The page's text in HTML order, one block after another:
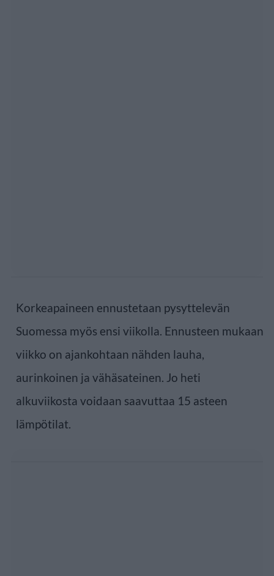
Korkeapaineen ennustetaan pysyttelevän
Suomessa myös ensi viikolla. Ennusteen mukaan
viikko on ajankohtaan nähden lauha,
aurinkoinen ja vähäsateinen. Jo heti
alkuviikosta voidaan saavuttaa 15 asteen
lämpötilat.